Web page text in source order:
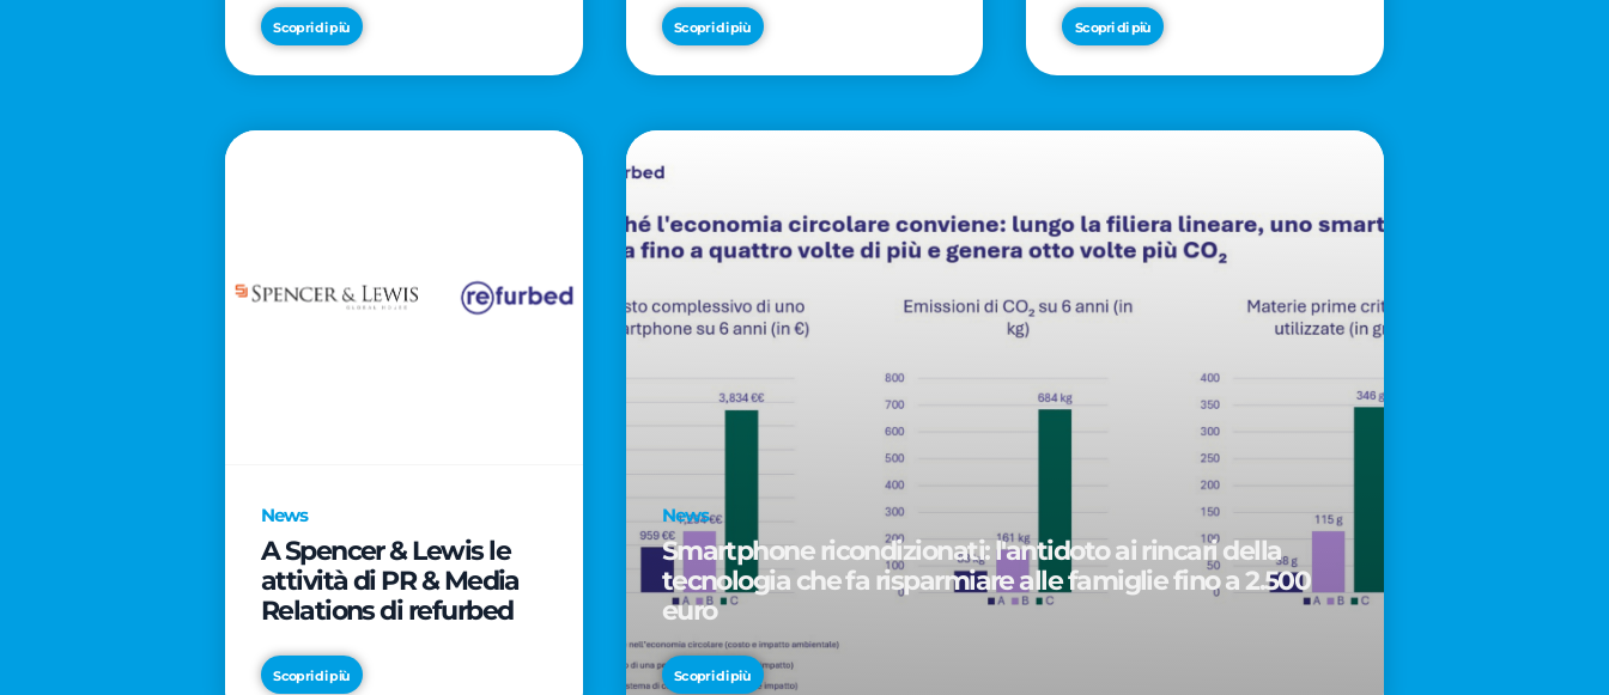
milioni per trasformare
la tavola in asset
geopolitico
Scopri di più
SmartCityLife per gli
spazi pubblici del
Municipio 8
Scopri di più
PER LO SVILUPPO DEL
MERCATO ITALIANO
DEL GELATO
Scopri di più
News
A Spencer & Lewis le
attività di PR & Media
Relations di refurbed
Scopri di più
News
Smartphone ricondizionati: l'antidoto ai rincari della
tecnologia che fa risparmiare alle famiglie fino a 2.500
euro
Scopri di più